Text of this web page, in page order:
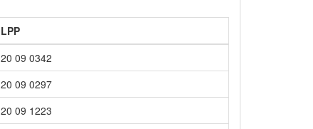
LPP
20 09 0342
20 09 0297
20 09 1223